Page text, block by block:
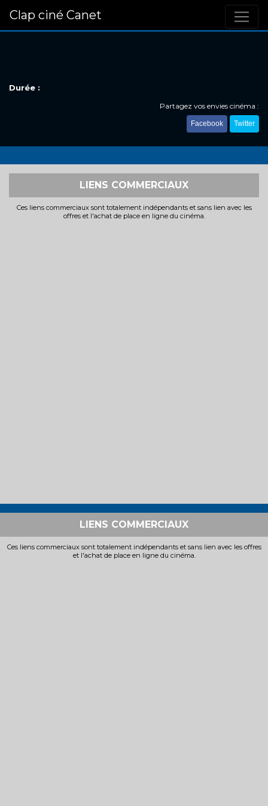
Clap ciné Canet
Durée :
Partagez vos envies cinéma :
Facebook Twitter
LIENS COMMERCIAUX
Ces liens commerciaux sont totalement indépendants et sans lien avec les
offres et l'achat de place en ligne du cinéma.
LIENS COMMERCIAUX
Ces liens commerciaux sont totalement indépendants et sans lien avec les offres
et l'achat de place en ligne du cinéma.